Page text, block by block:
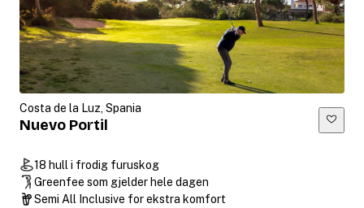
Costa de la Luz, Spania
Nuevo Portil
18 hull i frodig furuskog
Greenfee som gjelder hele dagen
Semi All Inclusive for ekstra komfort